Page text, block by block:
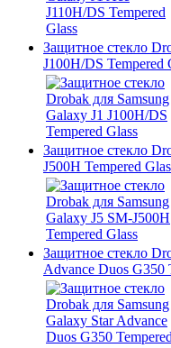
Защитное стекло
J100H/DS Tempered
Защитное стекло
J500H Tempered
Защитное стекло
Advance Duos G350